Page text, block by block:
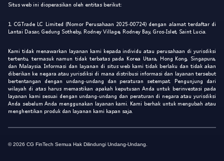
Situs web ini dioperasikan oleh entitas berikut:
1. CGTrade LC Limited (Nomor Perusahaan 2025-00724) dengan alamat terdaftar di
Lantai Dasar, Gedung Sotheby, Rodney Village, Rodney Bay, Gros-Islet, Saint Lucia.
Kami tidak menawarkan layanan kami kepada individu atau perusahaan di yurisdiksi
tertentu, termasuk namun tidak terbatas pada Korea Utara, Hong Kong, Singapura,
dan Malaysia. Informasi dan layanan di situs web kami tidak berlaku dan tidak akan
diberikan ke negara atau yurisdiksi di mana distribusi informasi dan layanan tersebut
bertentangan dengan undang-undang dan peraturan setempat. Pengunjung dari
wilayah di atas harus memastikan apakah keputusan Anda untuk berinvestasi pada
layanan kami sesuai dengan undang-undang dan peraturan di negara atau yurisdiksi
Anda sebelum Anda menggunakan layanan kami. Kami berhak untuk mengubah atau
menghentikan produk dan layanan kami kapan saja.
© 2026 CG FinTech Semua Hak Dilindungi Undang-Undang.